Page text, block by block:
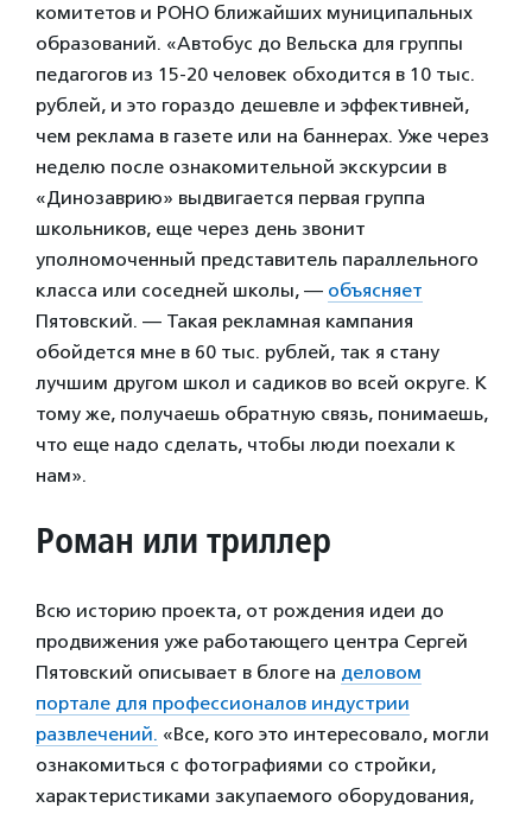
комитетов и РОНО ближайших муниципальных
образований. «Автобус до Вельска для группы
педагогов из 15-20 человек обходится в 10 тыс.
рублей, и это гораздо дешевле и эффективней,
чем реклама в газете или на баннерах. Уже через
неделю после ознакомительной экскурсии в
«Динозаврию» выдвигается первая группа
школьников, еще через день звонит
уполномоченный представитель параллельного
класса или соседней школы, — объясняет
Пятовский. — Такая рекламная кампания
обойдется мне в 60 тыс. рублей, так я стану
лучшим другом школ и садиков во всей округе. К
тому же, получаешь обратную связь, понимаешь,
что еще надо сделать, чтобы люди поехали к
нам».
Роман или триллер
Всю историю проекта, от рождения идеи до
продвижения уже работающего центра Сергей
Пятовский описывает в блоге на деловом
портале для профессионалов индустрии
развлечений. «Все, кого это интересовало, могли
ознакомиться с фотографиями со стройки,
характеристиками закупаемого оборудования,